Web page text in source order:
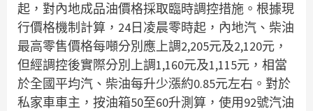
起，對內地成品油價格採取臨時調控措施。根據現
行價格機制計算，24日凌晨零時起，內地汽、柴油
最高零售價格每噸分別應上調2,205元及2,120元，
但經調控後實際分別上調1,160元及1,115元，相當
於全國平均汽、柴油每升少漲約0.85元左右。對於
私家車車主，按油箱50至60升測算，使用92號汽油